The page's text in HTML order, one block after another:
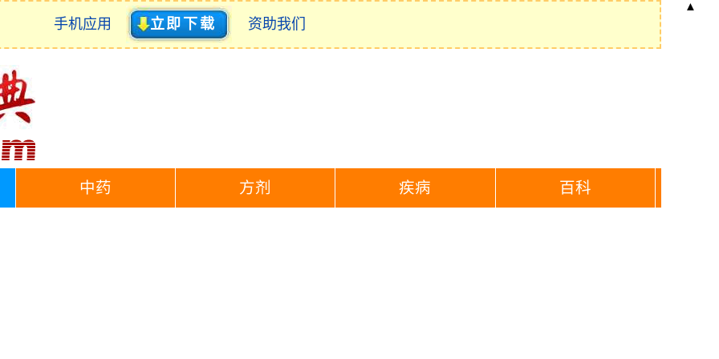
手机应用 立即下载 资助我们
中药 方剂 疾病 百科
▲